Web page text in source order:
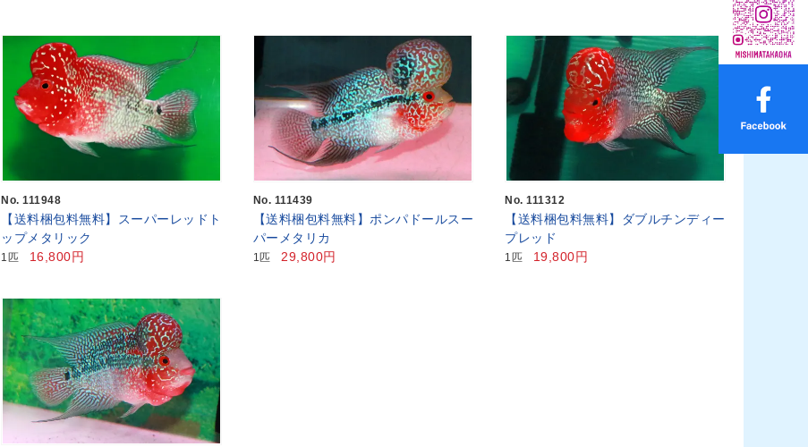
No. 111948
【送料梱包料無料】スーパーレッドト
ップメタリック
1匹 16,800円
No. 111439
【送料梱包料無料】ポンパドールスー
パーメタリカ
1匹 29,800円
No. 111312
【送料梱包料無料】ダブルチンディー
プレッド
1匹 19,800円